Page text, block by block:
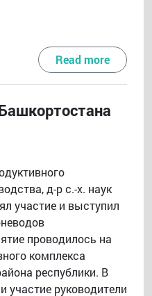
Read more
д-р с.-х. наук
участие и выступил
проводилось на
комплекса
республики. В
участие руководители